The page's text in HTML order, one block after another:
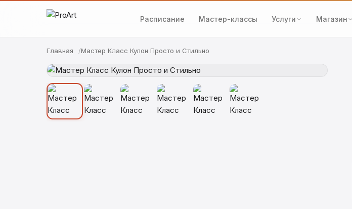
Расписание Мастер-классы Услуги Магазин
Главная Мастер Класс Кулон Просто и Стильно